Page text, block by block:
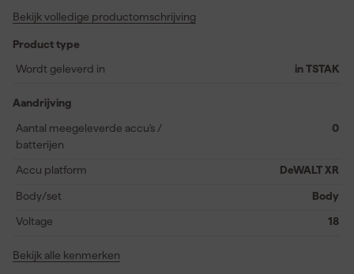
plaatsen van elke spijker, wat ideaal is bij afwerking van plinten,
accu heb je alle bewegingsvrijheid en werk je snel zonder gedoe
met snoeren of gaspatronen. Deze body wordt geleverd in een
timmerwerk waarbij nauwkeurigheid en flexibiliteit essentieel zijn.
Bekijk volledige productomschrijving
Product type
Wordt geleverd in
in TSTAK
Aandrijving
Aantal meegeleverde accu's /
batterijen
0
Accu platform DeWALT XR
Body/set Body
Voltage 18
Bekijk alle kenmerken